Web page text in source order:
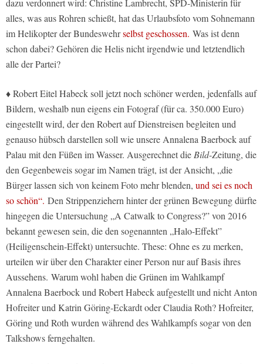
dazu verdonnert wird: Christine Lambrecht, SPD-Ministerin für
alles, was aus Rohren schießt, hat das Urlaubsfoto vom Sohnemann
im Helikopter der Bundeswehrselbst geschossen. Was ist denn
schon dabei? Gehören die Helis nicht irgendwie und letztendlich
alle der Partei?
♦ Robert Eitel Habeck soll jetzt noch schöner werden, jedenfalls auf
Bildern, weshalb nun eigens ein Fotograf (für ca. 350.000 Euro)
eingestellt wird, der den Robert auf Dienstreisen begleiten und
genauso hübsch darstellen soll wie unsere Annalena Baerbock auf
Palau mit den Füßen im Wasser. Ausgerechnet dieBild-Zeitung, die
den Gegenbeweis sogar im Namen trägt, ist der Ansicht, „die
Bürger lassen sich von keinem Foto mehr blenden, und sei es noch
so schön“. Den Strippenziehern hinter der grünen Bewegung dürfte
hingegen die Untersuchung „A Catwalk to Congress?” von 2016
bekannt gewesen sein, die den sogenannten „Halo-Effekt”
(Heiligenschein-Effekt) untersuchte. These: Ohne es zu merken,
urteilen wir über den Charakter einer Person nur auf Basis ihres
Aussehens. Warum wohl haben die Grünen im Wahlkampf
Annalena Baerbock und Robert Habeck aufgestellt und nicht Anton
Hofreiter und Katrin Göring-Eckardt oder Claudia Roth? Hofreiter,
Göring und Roth wurden während des Wahlkampfs sogar von den
Talkshows ferngehalten.